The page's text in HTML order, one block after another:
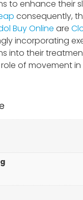
to enhance their
consequently,
Buy Online are
incorporating
into their
of movement